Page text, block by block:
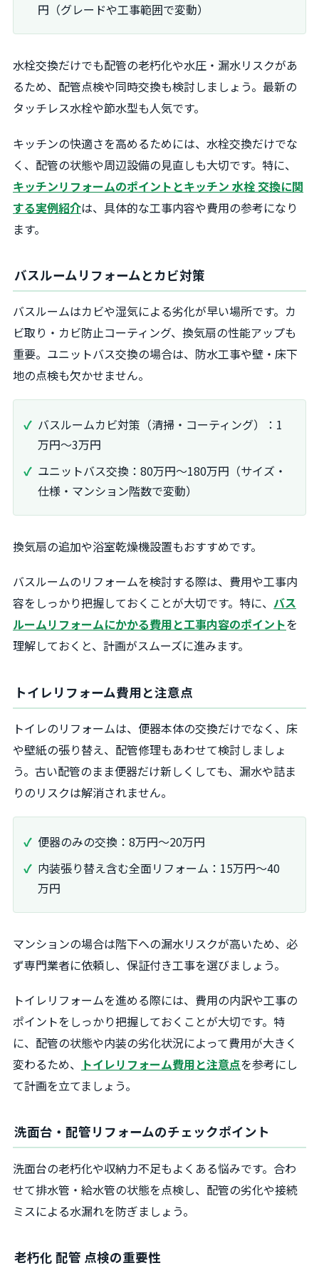
円（グレードや工事範囲で変動）
水栓交換だけでも配管の老朽化や水圧・漏水リスクがあ
るため、配管点検や同時交換も検討しましょう。最新の
タッチレス水栓や節水型も人気です。
キッチンの快適さを高めるためには、水栓交換だけでな
く、配管の状態や周辺設備の見直しも大切です。特に、
キッチンリフォームのポイントとキッチン 水栓 交換に関
する実例紹介は、具体的な工事内容や費用の参考になり
ます。
バスルームリフォームとカビ対策
バスルームはカビや湿気による劣化が早い場所です。カ
ビ取り・カビ防止コーティング、換気扇の性能アップも
重要。ユニットバス交換の場合は、防水工事や壁・床下
地の点検も欠かせません。
バスルームカビ対策（清掃・コーティング）：1
万円〜3万円
ユニットバス交換：80万円〜180万円（サイズ・
仕様・マンション階数で変動）
換気扇の追加や浴室乾燥機設置もおすすめです。
バスルームのリフォームを検討する際は、費用や工事内
容をしっかり把握しておくことが大切です。特に、 バス
ルームリフォームにかかる費用と工事内容のポイントを
理解しておくと、計画がスムーズに進みます。
トイレリフォーム費用と注意点
トイレのリフォームは、便器本体の交換だけでなく、床
や壁紙の張り替え、配管修理もあわせて検討しましょ
う。古い配管のまま便器だけ新しくしても、漏水や詰ま
りのリスクは解消されません。
便器のみの交換：8万円〜20万円
内装張り替え含む全面リフォーム：15万円〜40
万円
マンションの場合は階下への漏水リスクが高いため、必
ず専門業者に依頼し、保証付き工事を選びましょう。
トイレリフォームを進める際には、費用の内訳や工事の
ポイントをしっかり把握しておくことが大切です。特
に、配管の状態や内装の劣化状況によって費用が大きく
変わるため、 トイレリフォーム費用と注意点を参考にし
て計画を立てましょう。
洗面台・配管リフォームのチェックポイント
洗面台の老朽化や収納力不足もよくある悩みです。合わ
せて排水管・給水管の状態を点検し、配管の劣化や接続
ミスによる水漏れを防ぎましょう。
老朽化 配管 点検の重要性